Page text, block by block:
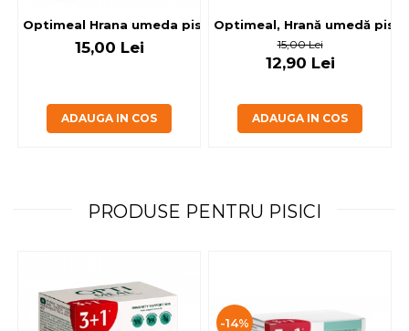
Optimeal Hrana umeda pisici
15,00 Lei
ADAUGA IN COS
Optimeal, Hrană umedă
15,00 Lei
12,90 Lei
ADAUGA IN COS
PRODUSE PENTRU PISICI
-14%